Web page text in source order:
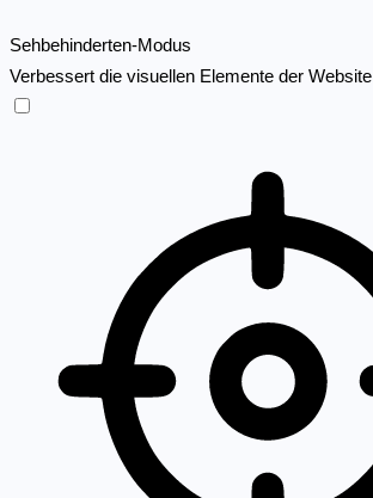
Sehbehinderten-Modus
Verbessert die visuellen Elemente der Website